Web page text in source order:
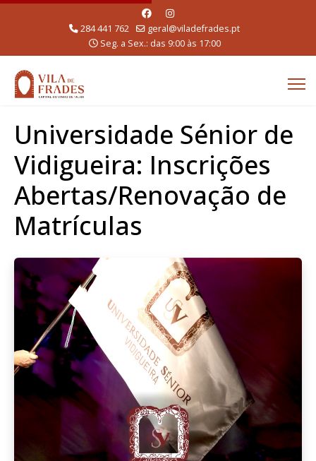
284 441 762
geral@viladefrades.pt
Seg. a Sex.: das 9:00 às 17:00
Universidade Sénior de
Vidigueira: Inscrições
Abertas/Renovação de
Matrículas